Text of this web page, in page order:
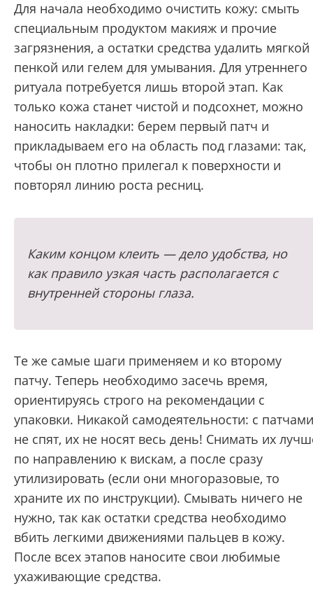
Для начала необходимо очистить кожу: смыть
специальным продуктом макияж и прочие
загрязнения, а остатки средства удалить мягкой
пенкой или гелем для умывания. Для утреннего
ритуала потребуется лишь второй этап. Как
только кожа станет чистой и подсохнет, можно
наносить накладки: берем первый патч и
прикладываем его на область под глазами: так,
чтобы он плотно прилегал к поверхности и
повторял линию роста ресниц.
Каким концом клеить — дело удобства, но
как правило узкая часть располагается с
внутренней стороны глаза.
Те же самые шаги применяем и ко второму
патчу. Теперь необходимо засечь время,
ориентируясь строго на рекомендации с
упаковки. Никакой самодеятельности: с патчами
не спят, их не носят весь день! Снимать их
по направлению к вискам, а после сразу
утилизировать (если они многоразовые, то
храните их по инструкции). Смывать ничего не
нужно, так как остатки средства необходимо
вбить легкими движениями пальцев в кожу.
После всех этапов наносите свои любимые
ухаживающие средства.